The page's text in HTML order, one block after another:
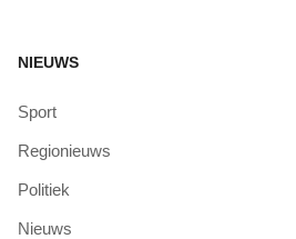
NIEUWS
Sport
Regionieuws
Politiek
Nieuws